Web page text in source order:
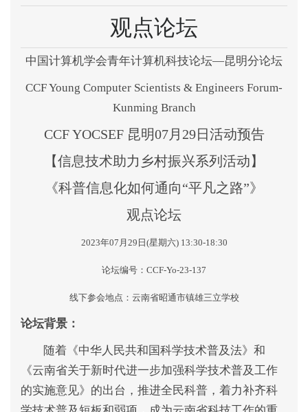
观点论坛
中国计算机学会青年计算机科技论坛—昆明分论坛
CCF Young Computer Scientists & Engineers Forum-
Kunming Branch
CCF YOCSEF 昆明07月 29日活动预告
【信息技术助力乡村振兴系列活动】
《科普信息化如何通向“平凡之路”》
观点论坛
2023年07 月 29 日 (星期六) 13:30-18:30
论坛编号： CCF-Yo-23-137
线下参会地点：云南省昭通市镇雄三立学校
论坛背景：
随着《中华人民共和国科学技术普及法》和
《云南省关于新时代进一步加强科学技术普及工作
的实施意见》的出台，推进全民科普，着力补齐科